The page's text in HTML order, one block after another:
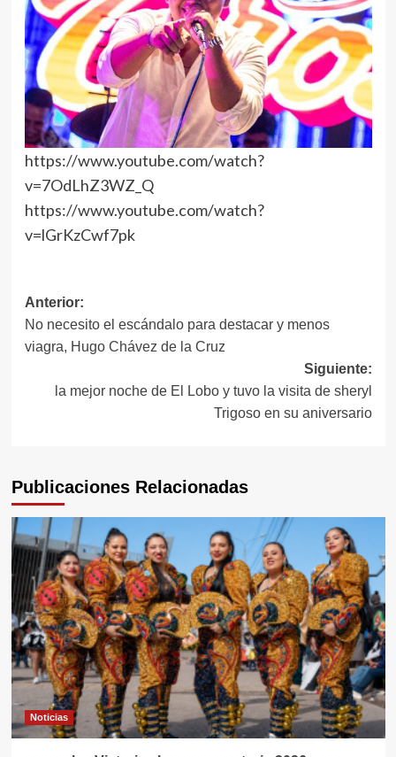
https://www.youtube.com/watch?
v=7OdLhZ3WZ_Q
https://www.youtube.com/watch?
v=lGrKzCwf7pk
Navegación
de
entradas
Anterior:
No necesito el escándalo para destacar y menos
viagra, Hugo Chávez de la Cruz
Siguiente:
la mejor noche de El Lobo y tuvo la visita de sheryl
Trigoso en su aniversario
Publicaciones Relacionadas
Noticias